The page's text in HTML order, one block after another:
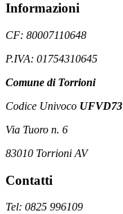
Informazioni
CF: 80007110648
P.IVA: 01754310645
Comune di Torrioni
Codice Univoco UFVD73
Via Tuoro n. 6
83010 Torrioni AV
Contatti
Tel: 0825 996109